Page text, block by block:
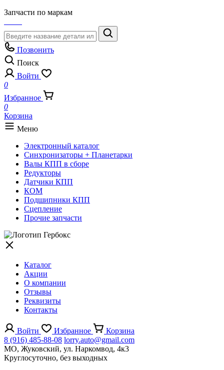
Запчасти по маркам
Позвонить
Поиск
Войти
0
Избранное
0
Корзина
Меню
Электронный каталог
Синхронизаторы + Планетарки
Валы КПП в сборе
Редукторы
Датчики КПП
КОМ
Подшипники КПП
Сцепление
Прочие запчасти
Каталог
Акции
О компании
Отзывы
Реквизиты
Контакты
Войти Избранное
Корзина
8 (916) 485-88-08 lorry.auto@gmail.com
МО, Жуковский, ул. Наркомвод, 4к3
Круглосуточно, без выходных